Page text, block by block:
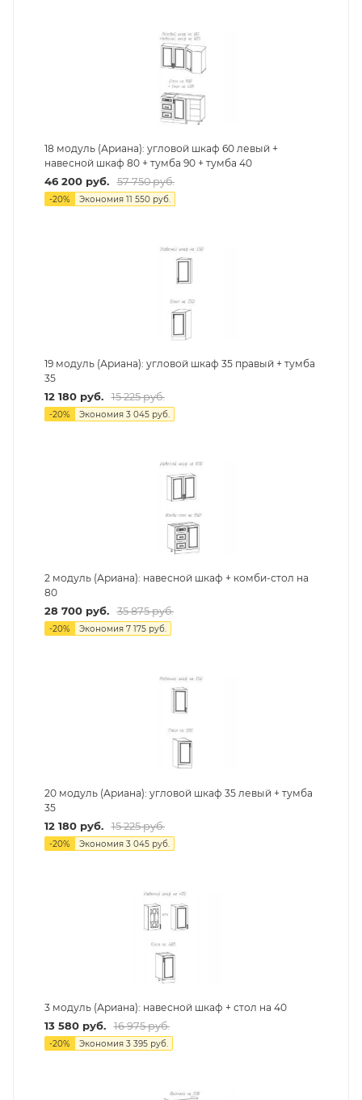
18 модуль (Ариана): угловой шкаф 60 левый +
навесной шкаф 80 + тумба 90 + тумба 40
46 200руб. 57 750руб.
-20% Экономия 11 550руб.
19 модуль (Ариана): угловой шкаф 35 правый + тумба
35
12 180руб. 15 225руб.
-20% Экономия 3 045руб.
2 модуль (Ариана): навесной шкаф + комби-стол на
80
28 700руб. 35 875руб.
-20% Экономия 7 175руб.
20 модуль (Ариана): угловой шкаф 35 левый + тумба
35
12 180руб. 15 225руб.
-20% Экономия 3 045руб.
3 модуль (Ариана): навесной шкаф + стол на 40
13 580руб. 16 975руб.
-20% Экономия 3 395руб.